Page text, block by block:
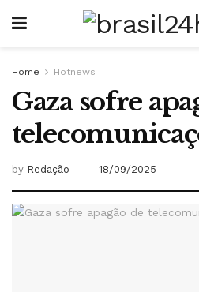
Home Hotnews
Gaza sofre
by Redação 18/09/2025